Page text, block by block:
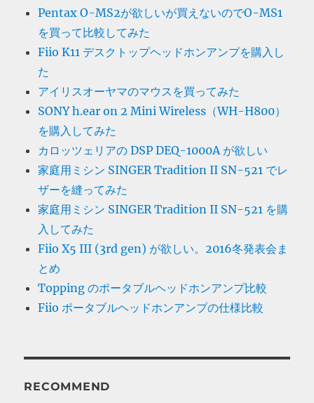
Pentax O-MS2が欲しいが買えないのでO-MS1
を買って比較してみた
Fiio K11 デスクトップヘッドホンアンプを購入し
た
アイリスオーヤマのマウスを買ってみた
SONY h.ear on 2 Mini Wireless（WH-H800）
を購入してみた
カロッツェリアの DSP DEQ-1000A が欲しい
家庭用ミシン SINGER Tradition II SN-521 でレ
ザーを縫ってみた
家庭用ミシン SINGER Tradition II SN-521 を購
入してみた
Fiio X5 III (3rd gen) が欲しい。2016冬発表会ま
とめ
Topping のポータブルヘッドホンアンプ比較
Fiio ポータブルヘッドホンアンプの仕様比較
RECOMMEND